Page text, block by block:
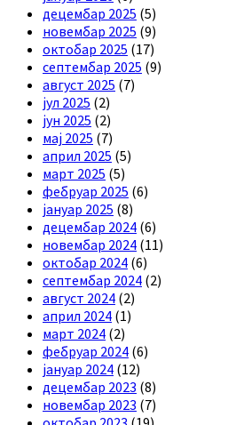
децембар 2025 (5)
новембар 2025 (9)
октобар 2025 (17)
септембар 2025 (9)
август 2025 (7)
јул 2025 (2)
јун 2025 (2)
мај 2025 (7)
април 2025 (5)
март 2025 (5)
фебруар 2025 (6)
јануар 2025 (8)
децембар 2024 (6)
новембар 2024 (11)
октобар 2024 (6)
септембар 2024 (2)
август 2024 (2)
април 2024 (1)
март 2024 (2)
фебруар 2024 (6)
јануар 2024 (12)
децембар 2023 (8)
новембар 2023 (7)